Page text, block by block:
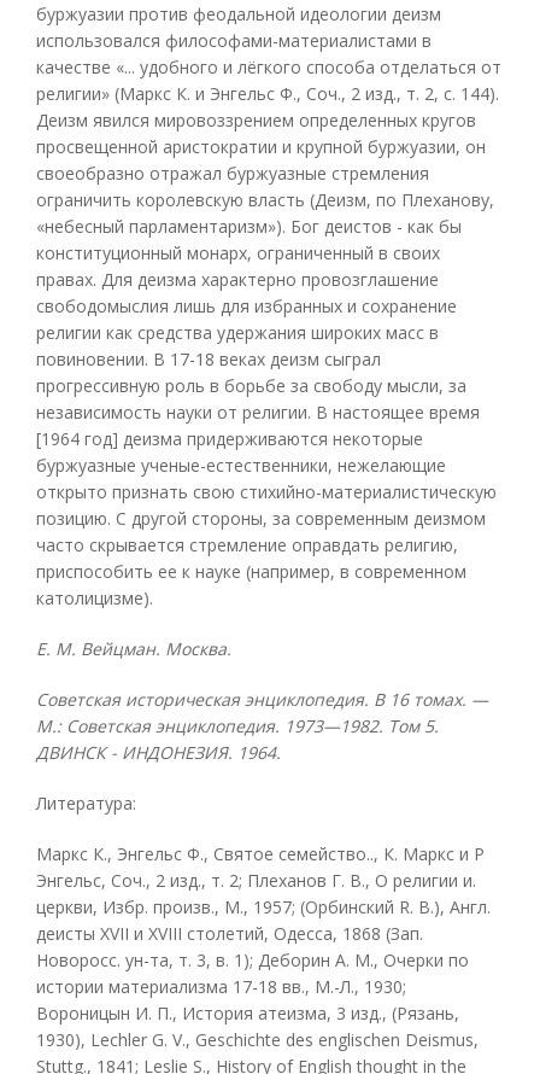
буржуазии против феодальной идеологии деизм
использовался философами-материалистами в
качестве «... удобного и лёгкого способа отделаться от
религии» (Маркс К. и Энгельс Ф., Соч., 2 изд., т. 2, с. 144).
Деизм явился мировоззрением определенных кругов
просвещенной аристократии и крупной буржуазии, он
своеобразно отражал буржуазные стремления
ограничить королевскую власть (Деизм, по Плеханову,
«небесный парламентаризм»). Бог деистов - как бы
конституционный монарх, ограниченный в своих
правах. Для деизма характерно провозглашение
свободомыслия лишь для избранных и сохранение
религии как средства удержания широких масс в
повиновении. В 17-18 веках деизм сыграл
прогрессивную роль в борьбе за свободу мысли, за
независимость науки от религии. В настоящее время
[1964 год] деизма придерживаются некоторые
буржуазные ученые-естественники, нежелающие
открыто признать свою стихийно-материалистическую
позицию. С другой стороны, за современным деизмом
часто скрывается стремление оправдать религию,
приспособить ее к науке (например, в современном
католицизме).
E. M. Вейцман. Москва.
Советская историческая энциклопедия. В 16 томах. —
М.: Советская энциклопедия. 1973—1982. Том 5.
ДВИНСК - ИНДОНЕЗИЯ. 1964.
Литература:
Маркс К., Энгельс Ф., Святое семейство.., К. Маркс и P
Энгельс, Соч., 2 изд., т. 2; Плеханов Г. В., О религии и.
церкви, Избр. произв., М., 1957; (Орбинский R. B.), Англ.
деисты XVII и XVIII столетий, Одесса, 1868 (Зап.
Новоросс. ун-та, т. 3, в. 1); Деборин А. М., Очерки по
истории материализма 17-18 вв., М.-Л., 1930;
Вороницын И. П., История атеизма, 3 изд., (Рязань,
1930), Lechler G. V., Geschichte des englischen Deismus,
Stuttg., 1841; Leslie S., History of English thought in the